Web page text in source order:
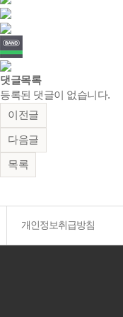
댓글목록
등록된 댓글이 없습니다.
이전글
다음글
목록
개인정보취급방침